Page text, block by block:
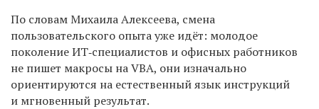
По словамМихаилаАлексеева, смена
пользовательского опыта уже идёт: молодое
поколение ИТ‑специалистов и офисных работников
не пишет макросы на VBA, они изначально
ориентируются на естественный язык инструкций
и мгновенный результат.